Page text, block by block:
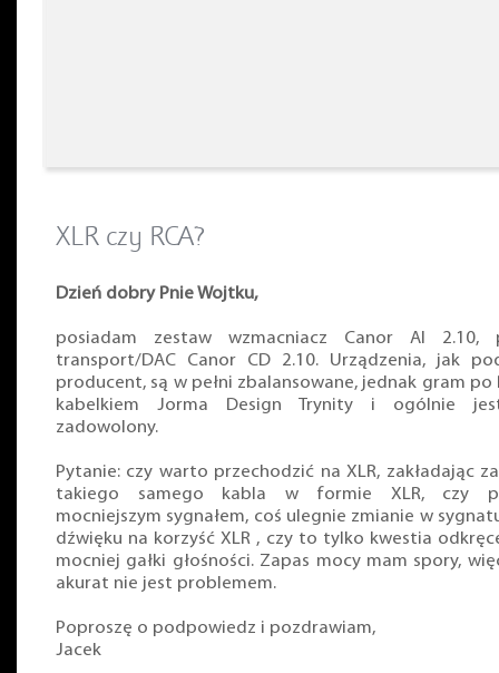
XLR czy RCA?
Dzień dobry Pnie Wojtku,
posiadam zestaw wzmacniacz Canor AI 2.10,
transport/DAC Canor CD 2.10. Urządzenia, jak
producent, są w pełni zbalansowane, jednak gram po
kabelkiem Jorma Design Trynity i ogólnie
zadowolony.
Pytanie: czy warto przechodzić na XLR, zakładając
takiego samego kabla w formie XLR, czy
mocniejszym sygnałem, coś ulegnie zmianie w
dźwięku na korzyść XLR , czy to tylko kwestia
mocniej gałki głośności. Zapas mocy mam spory,
akurat nie jest problemem.
Poproszę o podpowiedz i pozdrawiam,
Jacek